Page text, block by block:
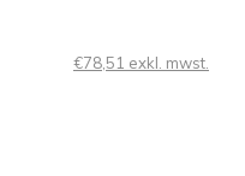
€78,51 exkl. mwst.